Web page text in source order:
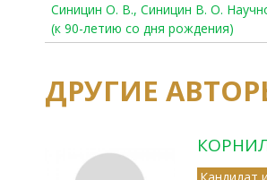
Синицин О. В., Синицин В. О.
(к 90-летию со дня рождения)
ДРУГИЕ